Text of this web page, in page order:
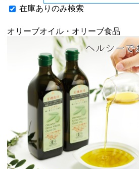
在庫ありのみ検索
オリーブオイル・オリーブ食品